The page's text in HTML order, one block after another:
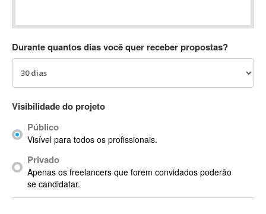
ACID Pro
ACPI
ACT
Actian
Actimize
ActionScript
ActionScript 3
Durante quantos dias você quer receber propostas?
Visibilidade do projeto
Público
Visível para todos os profissionais.
Privado
Apenas os freelancers que forem convidados poderão
se candidatar.